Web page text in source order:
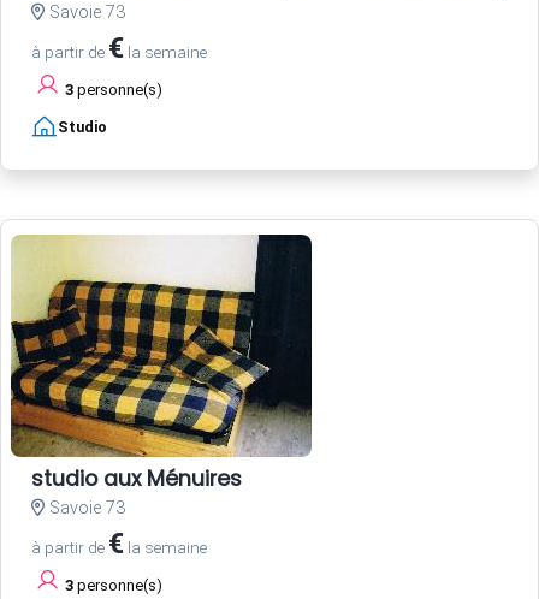
Savoie 73
à partir de € la semaine
3 personne(s)
Studio
studio aux Ménuires
Savoie 73
à partir de € la semaine
3 personne(s)